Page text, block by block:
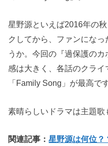
星野源といえば2016年の
クしてから、ファンにな
うか。今回の『過保護の
感は大きく、各話のクラ
「Family Song」が最高です
素晴らしいドラマは主題歌
関連記事：星野源は何位？